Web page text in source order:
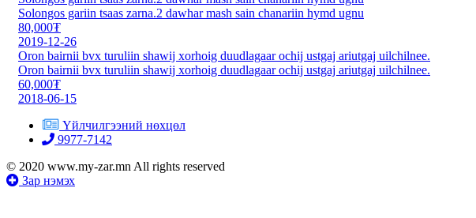
Solongos gariin tsaas zarna.2 dawhar mash sain chanariin hymd ugnu
80,000₮
2019-12-26
Oron bairnii bvx turuliin shawij xorhoig duudlagaar ochij ustgaj ariutgaj uilchilnee.
Oron bairnii bvx turuliin shawij xorhoig duudlagaar ochij ustgaj ariutgaj uilchilnee.
60,000₮
2018-06-15
Үйлчилгээний нөхцөл
9977-7142
© 2020 www.my-zar.mn All rights reserved
Зар нэмэх